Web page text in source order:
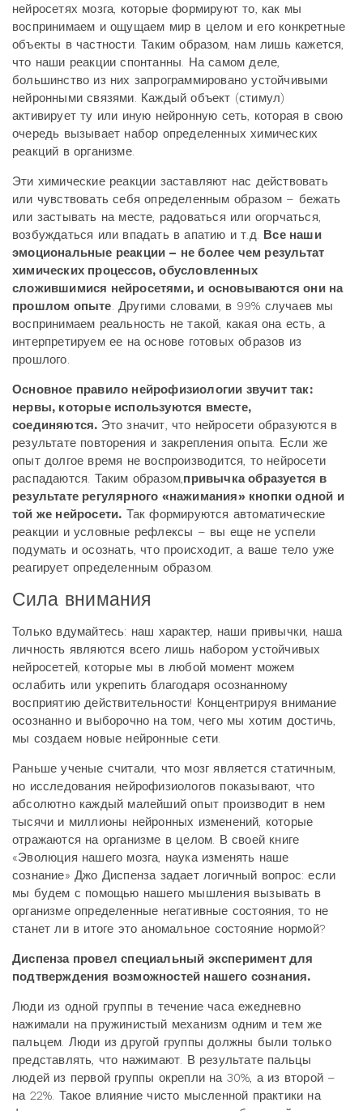
нейросетях мозга, которые формируют то, как мы
воспринимаем и ощущаем мир в целом и его конкретные
объекты в частности. Таким образом, нам лишь кажется,
что наши реакции спонтанны. На самом деле,
большинство из них запрограммировано устойчивыми
нейронными связями. Каждый объект (стимул)
активирует ту или иную нейронную сеть, которая в свою
очередь вызывает набор определенных химических
реакций в организме.
Эти химические реакции заставляют нас действовать
или чувствовать себя определенным образом – бежать
или застывать на месте, радоваться или огорчаться,
возбуждаться или впадать в апатию и т.д. Все наши
эмоциональные реакции – не более чем результат
химических процессов, обусловленных
сложившимися нейросетями, и основываются они на
прошлом опыте. Другими словами, в 99% случаев мы
воспринимаем реальность не такой, какая она есть, а
интерпретируем ее на основе готовых образов из
прошлого.
Основное правило нейрофизиологии звучит так:
нервы, которые используются вместе,
соединяются. Это значит, что нейросети образуются в
результате повторения и закрепления опыта. Если же
опыт долгое время не воспроизводится, то нейросети
распадаются. Таким образом,привычка образуется в
результате регулярного «нажимания» кнопки одной и
той же нейросети. Так формируются автоматические
реакции и условные рефлексы – вы еще не успели
подумать и осознать, что происходит, а ваше тело уже
реагирует определенным образом.
Сила внимания
Только вдумайтесь: наш характер, наши привычки, наша
личность являются всего лишь набором устойчивых
нейросетей, которые мы в любой момент можем
ослабить или укрепить благодаря осознанному
восприятию действительности! Концентрируя внимание
осознанно и выборочно на том, чего мы хотим достичь,
мы создаем новые нейронные сети.
Раньше ученые считали, что мозг является статичным,
но исследования нейрофизиологов показывают, что
абсолютно каждый малейший опыт производит в нем
тысячи и миллионы нейронных изменений, которые
отражаются на организме в целом. В своей книге
«Эволюция нашего мозга, наука изменять наше
сознание» Джо Диспенза задает логичный вопрос: если
мы будем с помощью нашего мышления вызывать в
организме определенные негативные состояния, то не
станет ли в итоге это аномальное состояние нормой?
Диспенза провел специальный эксперимент для
подтверждения возможностей нашего сознания.
Люди из одной группы в течение часа ежедневно
нажимали на пружинистый механизм одним и тем же
пальцем. Люди из другой группы должны были только
представлять, что нажимают. В результате пальцы
людей из первой группы окрепли на 30%, а из второй –
на 22%. Такое влияние чисто мысленной практики на